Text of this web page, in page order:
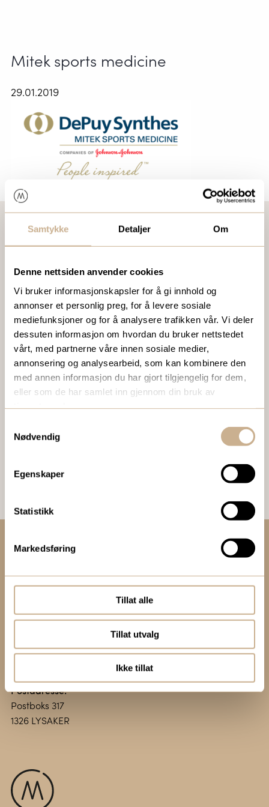
Samtykke Detaljer Om
Denne nettsiden anvender cookies
Vi bruker informasjonskapsler for å gi innhold og
annonser et personlig preg, for å levere sosiale
mediefunksjoner og for å analysere trafikken vår. Vi deler
dessuten informasjon om hvordan du bruker nettstedet
vårt, med partnerne våre innen sosiale medier,
annonsering og analysearbeid, som kan kombinere den
med annen informasjon du har gjort tilgjengelig for dem,
eller som de har samlet inn gjennom din bruk av
Nødvendig
Egenskaper
Statistikk
Markedsføring
Tillat alle
Tillat utvalg
Ikke tillat
Mitek sports medicine
29.01.2019
VIL DU VITE MER OM VÅRE PRODUKTER?
Ta kontakt med en av våre medarbeidere, eller send en e-
post tilortomedic@ortomedic.no
Ta kontakt
BESTILL VÅRT GRATIS KUNDEMAGASIN
To ganger i året sender vi ut vårt gratis kundemagasin
med siste nytt innenfor ortopedi, traume, kirurgi, hospital
+47 67 51 86 00
ortomedic@ortomedic.no
Besøksadresse:
1366 LYSAKER
Postadresse:
Postboks 317
1326 LYSAKER